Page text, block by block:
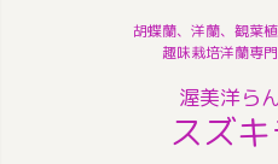
胡蝶蘭、洋蘭、観葉
趣味栽培洋蘭専
渥美洋ら
スズ